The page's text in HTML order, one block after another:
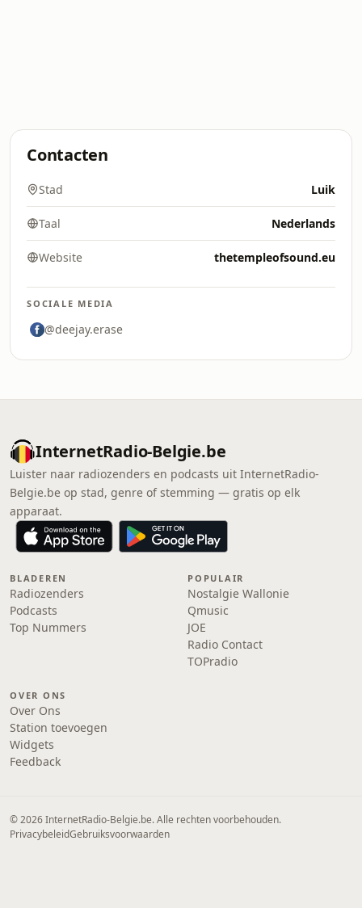
Contacten
Stad Luik
Taal Nederlands
Website thetempleofsound.eu
SOCIALE MEDIA
@deejay.erase
InternetRadio-Belgie.be
Luister naar radiozenders en podcasts uit InternetRadio-
Belgie.be op stad, genre of stemming — gratis op elk
apparaat.
BLADEREN
Radiozenders
Podcasts
Top Nummers
POPULAIR
Nostalgie Wallonie
Qmusic
JOE
Radio Contact
TOPradio
OVER ONS
Over Ons
Station toevoegen
Widgets
Feedback
© 2026 InternetRadio-Belgie.be. Alle rechten voorbehouden.
PrivacybeleidGebruiksvoorwaarden